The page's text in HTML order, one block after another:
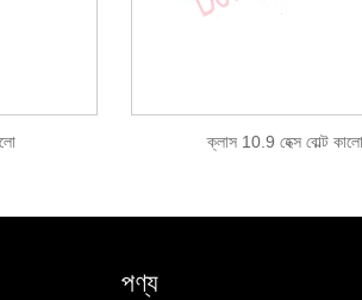
ক্লাস 10.9 হেক্স বোল্ট কালো
পণ্য